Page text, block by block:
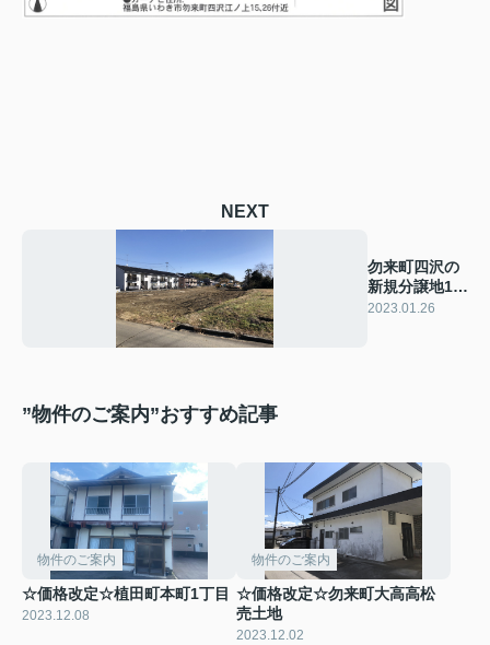
NEXT
勿来町四沢の
新規分譲地10
区画!! 現地
2023.01.26
”物件のご案内”おすすめ記事
物件のご案内
☆価格改定☆植田町本町1丁目
2023.12.08
物件のご案内
☆価格改定☆勿来町大高高松
売土地
2023.12.02